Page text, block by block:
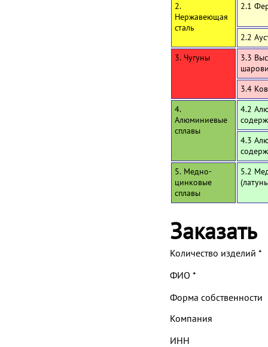
2.
Нержавеющая
сталь
2.1
2.2
3. Чугуны
3.3
3.4
4.
Алюминиевые
сплавы
4.2
4.3
5. Медно-
цинковые
сплавы
5.2
Заказать
Количество изделий *
ФИО *
Форма собственности
Компания
ИНН